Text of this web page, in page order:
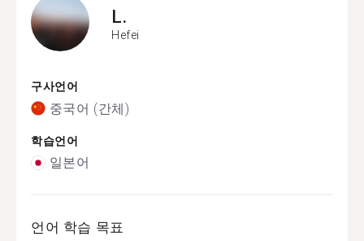
L.
Hefei
구사언어
중국어 (간체)
학습언어
일본어
언어 학습 목표